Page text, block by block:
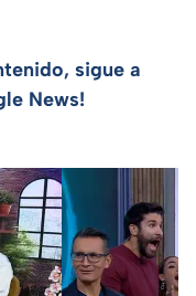
sigue a
News!